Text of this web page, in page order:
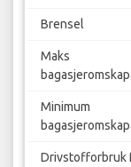
Brensel
Maks
Minimum
Drivstofforbruk